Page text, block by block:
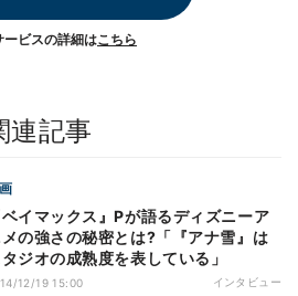
ービスの詳細はこちら
連記事
ベイマックス』Pが語るディズニーア
の強さの秘密とは?「『アナ雪』は
タジオの成熟度を表している」
12/19 15:00 インタビュー